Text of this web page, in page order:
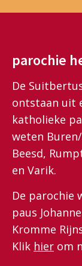
parochie
De
ontstaan uit
katholieke
weten
Beesd,
en Varik.
De parochie
paus
Kromme
Klik hier om